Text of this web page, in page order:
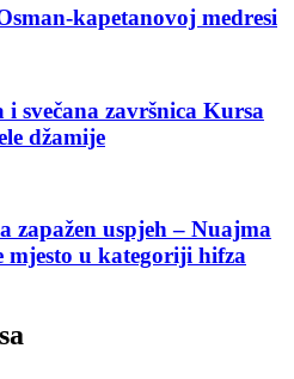
kapetanovoj medresi
i svečana završnica Kursa
džamije
zapažen uspjeh – Nuajma
u kategoriji hifza